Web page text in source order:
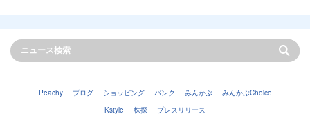
Peachy ブログ ショッピング バンク みんかぶ
みんかぶChoice
Kstyle
株探 プレスリリース